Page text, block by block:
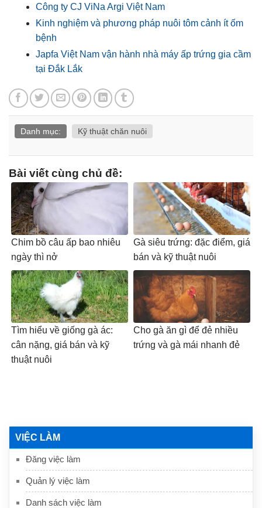
VIỆC LÀM
Đăng việc làm
Quản lý việc làm
Danh sách việc làm
Công ty CJ ViNa Argi Việt Nam
Kinh nghiệm và phương pháp nuôi tôm cảnh ít ốm
bệnh
Japfa Việt Nam vận hành nhà máy ấp trứng gia cầm
tại Đắk Lắk
Danh mục: Kỹ thuật chăn nuôi
Bài viết cùng chủ đề:
Chim bồ câu ấp bao nhiêu
ngày thì nở
Gà siêu trứng: đặc điểm, giá
bán và kỹ thuật nuôi
Tìm hiểu về giống gà ác:
cân nặng, giá bán và kỹ
thuật nuôi
Cho gà ăn gì để đẻ nhiều
trứng và gà mái nhanh đẻ